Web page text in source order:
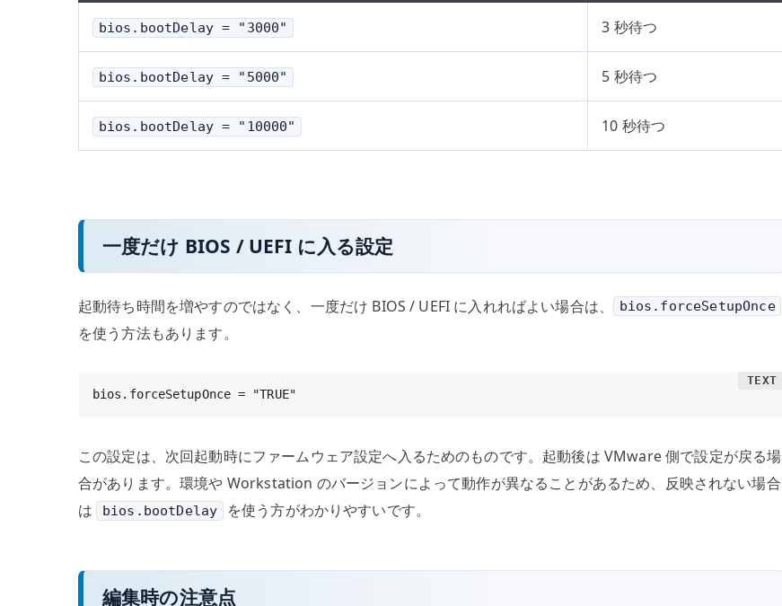
bios.bootDelay = "3000" 3 秒待つ
bios.bootDelay = "5000" 5 秒待つ
bios.bootDelay = "10000" 10 秒待つ
一度だけ BIOS / UEFI に入る設定
起動待ち時間を増やすのではなく、一度だけ BIOS / UEFI に入れればよい場合は、 bios.forceSetupOnce
を使う方法もあります。
bios.forceSetupOnce = "TRUE"
この設定は、次回起動時にファームウェア設定へ入るためのものです。起動後は VMware 側で設定が戻る場
合があります。環境や Workstation のバージョンによって動作が異なることがあるため、反映されない場合
は
bios.bootDelay を使う方がわかりやすいです。
編集時の注意点